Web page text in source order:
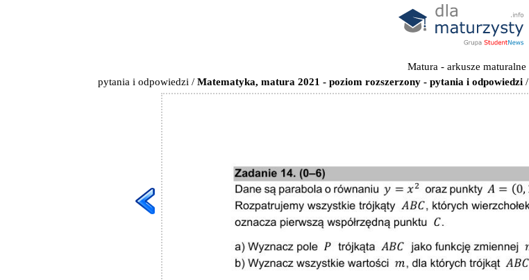
Matura - arkusze maturalne
pytania i odpowiedzi / Matematyka, matura 2021 - poziom rozszerzony - pytania i odpowiedzi/